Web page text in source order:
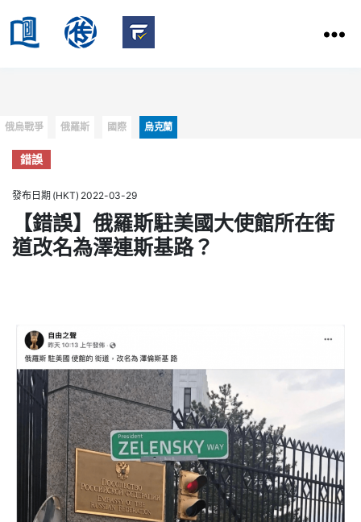
HKBU
of
Communication
Categories
俄烏戰爭 俄羅斯 國際 烏克蘭
錯誤
發布日期 (HKT) 2022-03-29
【錯誤】俄羅斯駐美國大使館所在街
道改名為澤連斯基路？